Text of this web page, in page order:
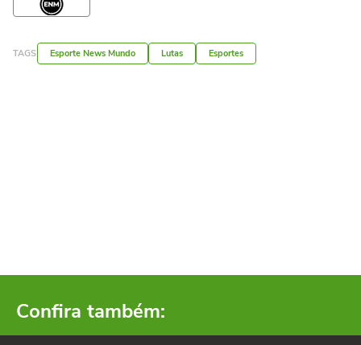
TAGS Esporte News Mundo Lutas Esportes
Confira também: